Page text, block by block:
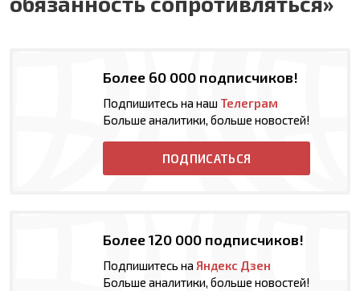
Более 60 000 подписчиков!
Подпишитесь на наш Телеграм
Больше аналитики, больше новостей!
ПОДПИСАТЬСЯ
Более 120 000 подписчиков!
Подпишитесь на Яндекс Дзен
Больше аналитики, больше новостей!